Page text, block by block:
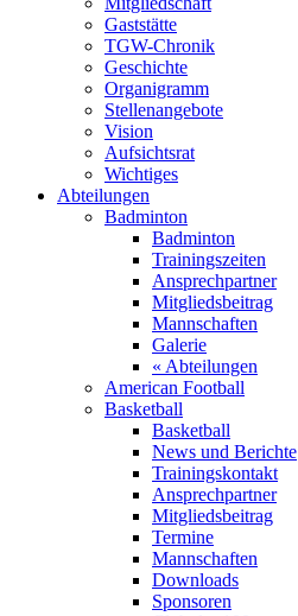
Gaststätte
TGW-Chronik
Geschichte
Organigramm
Stellenangebote
Vision
Aufsichtsrat
Wichtiges
Abteilungen
Badminton
Badminton
Trainingszeiten
Ansprechpartner
Mitgliedsbeitrag
Mannschaften
Galerie
« Abteilungen
American Football
Basketball
Basketball
News und Berichte
Trainingskontakt
Ansprechpartner
Mitgliedsbeitrag
Termine
Mannschaften
Downloads
Sponsoren